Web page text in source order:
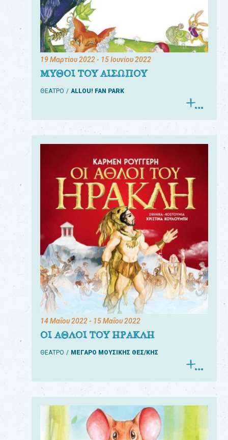
19 Μαρτίου 2022- 15 Ιουνίου 2022
ΜΥΘΟΙ ΤΟΥ ΑΙΣΩΠΟΥ
ΘΕΑΤΡΟ ALLOU! FAN PARK
14 Μαΐου 2022- 15 Μαΐου 2022
ΟΙ ΑΘΛΟΙ ΤΟΥ ΗΡΑΚΛΗ
ΘΕΑΤΡΟ ΜΕΓΑΡΟ ΜΟΥΣΙΚΗΣ ΘΕΣ/ΚΗΣ